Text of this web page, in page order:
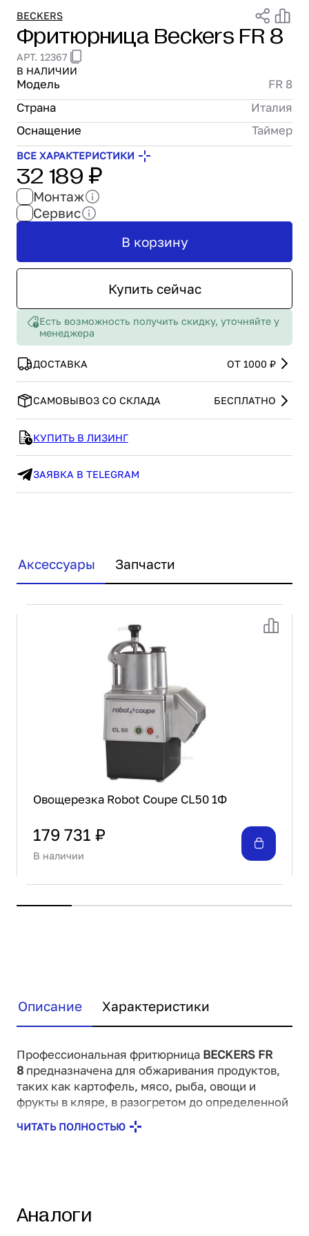
Проектирование
Сервис и монтаж
ПОКУПАТЕЛЯМ
Доставка и оплата
Гарантия и возврат
Лизинг
Акции
О GRANBAZAR
О нас
Бренды
Контакты
BECKERS
Фритюрница Beckers FR 8
АРТ. 12367
В НАЛИЧИИ
Модель
FR 8
Страна
Италия
Оснащение
Таймер
ВСЕ ХАРАКТЕРИСТИКИ
32 189 ₽
Монтаж
Сервис
Купить сейчас
В корзину
Есть возможность получить скидку, уточняйте у
менеджера
ДОСТАВКА ОТ 1000 ₽
САМОВЫВОЗ СО СКЛАДА БЕСПЛАТНО
КУПИТЬ В ЛИЗИНГ
ЗАЯВКА В TELEGRAM
Аксессуары Запчасти
Овощерезка Robot Coupe CL50 1Ф
179 731 ₽
В наличии
Описание Характеристики
Профессиональная фритюрница BECKERS FR
8предназначена для обжаривания продуктов,
таких как картофель, мясо, рыба, овощи и
фрукты в кляре, в разогретом до определенной
температуры растительном или животном
масле. Данная модель отличается
ЧИТАТЬ ПОЛНОСТЬЮ
Аналоги